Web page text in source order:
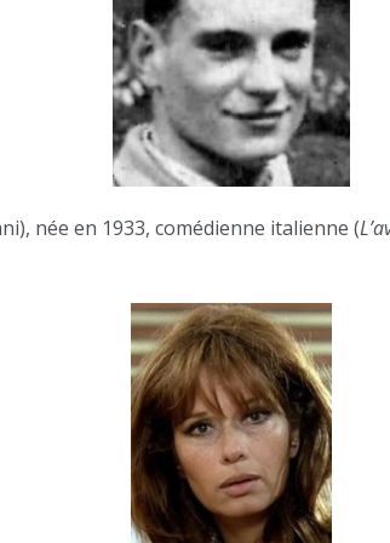
née en 1933, comédienne italienne (